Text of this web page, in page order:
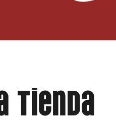
tienda